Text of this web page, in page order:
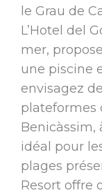
le Grau de
L’Hotel del
mer,
une piscine
envisagez
plateformes
Benicàssim,
idéal pour
plages
Resort offre